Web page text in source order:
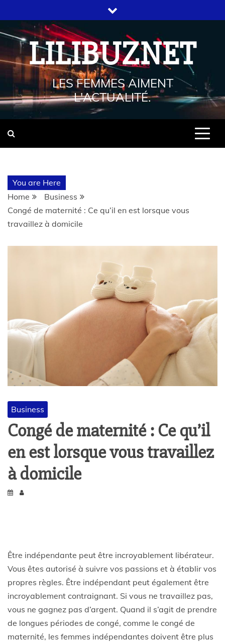
LILIBUZNET
LES FEMMES AIMENT
L'ACTUALITÉ.
You are Here
Home
Business
Congé de maternité : Ce qu’il en est lorsque vous
travaillez à domicile
Business
Congé de maternité : Ce qu’il
en est lorsque vous travaillez
à domicile
Être indépendante peut être incroyablement libérateur.
Vous êtes autorisé à suivre vos passions et à établir vos
propres règles. Être indépendant peut également être
incroyablement contraignant. Si vous ne travaillez pas,
vous ne gagnez pas d’argent. Quand il s’agit de prendre
de longues périodes de congé, comme le congé de
maternité, les femmes indépendantes doivent être plus